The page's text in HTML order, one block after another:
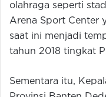
olahraga seperti
Arena Sport Center
saat ini menjadi
tahun 2018 tingkat
Sementara itu,